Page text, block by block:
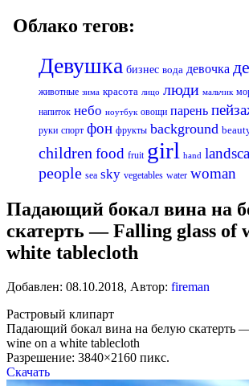
Облако тегов:
Девушка бизнес вода девочка
животные зима красота лицо люди мальчик
напиток небо ноутбук овощи парень
руки спорт фон фрукты background
childrenfood fruit girl hand
people sea sky vegetables water woman
Падающий бокал вина на
скатерть — Falling glass of
white tablecloth
Добавлен: 08.10.2018, Автор: fireman
Растровый клипарт
Падающий бокал вина на белую скатерть
wine on a white tablecloth
Разрешение: 3840×2160 пикс.
Скачать